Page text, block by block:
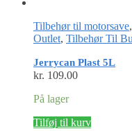
Tilbehør til motorsave,
Outlet, Tilbehør Til
Jerrycan Plast 5L
kr. 109.00
På lager
Tilføj til kurv